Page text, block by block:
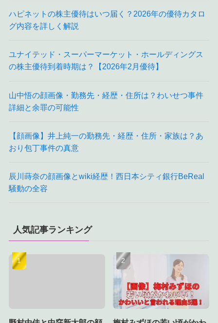
ハピネットの株主優待はいつ届く？2026年の優待カタロ
グ内容を詳しく解説
ユナイテッド・スーパーマーケット・ホールディングス
の株主優待到着時期は？【2026年2月優待】
山中悟の顔画像・勤務先・経歴・住所は？わいせつ事件
詳細と余罪の可能性
【顔画像】井上純一の勤務先・経歴・住所・家族は？あ
おり包丁事件の真意
辰川蒔奈の顔画像とwiki経歴！西日本シティ銀行BeReal
騒動の全容
人気記事ランキング